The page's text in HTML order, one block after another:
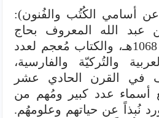
أسامي الكُتُب والفُنون):
الله المعروف بحاج
خليفة المتوفى سنة 1068هـ، والكتاب مُعجم لعدد
والتُركيّة والفارسية،
في القرن الحادي عشر
أسماء عدد كبير ومُهم من
نُبذاً عن حياتهم وعلومهُم.